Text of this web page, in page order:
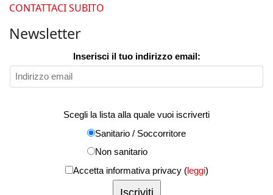
CONTATTACI SUBITO
Newsletter
Inserisci il tuo indirizzo email:
Scegli la lista alla quale vuoi iscriverti
Sanitario / Soccorritore
Non sanitario
Accetta informativa privacy (leggi)